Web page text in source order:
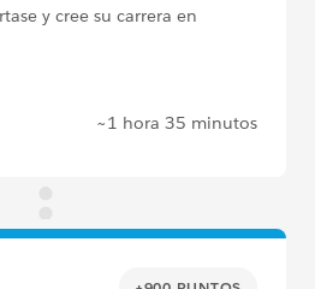
y cree su carrera en
~1 hora 35 minutos